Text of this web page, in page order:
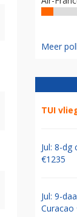
Meer
TUI
Jul: 8-
€1235
Jul: 9-
Curacao